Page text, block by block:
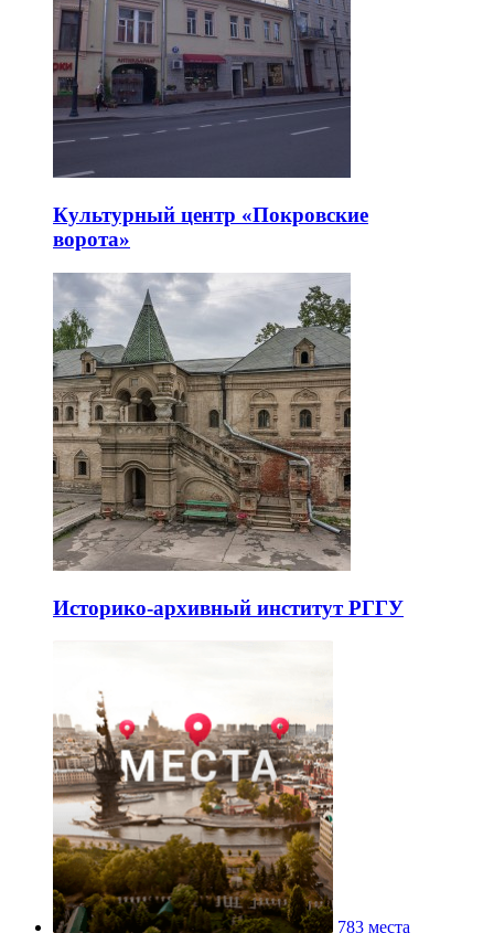
Культурный центр «Покровские
ворота»
Историко-архивный институт РГГУ
783 места